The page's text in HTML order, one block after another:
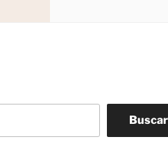
Buscar